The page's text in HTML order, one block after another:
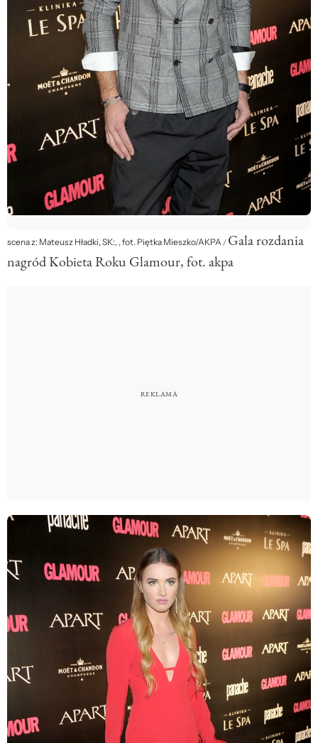
scena z: Mateusz Hładki, SK:, , fot. Piętka Mieszko/AKPA/Gala rozdania
nagród Kobieta Roku Glamour, fot. akpa